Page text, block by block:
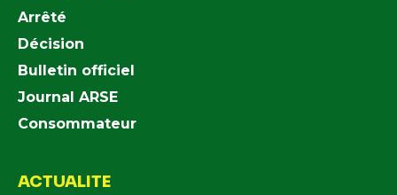
Arrêté
Décision
Bulletin officiel
Journal ARSE
Consommateur
ACTUALITE